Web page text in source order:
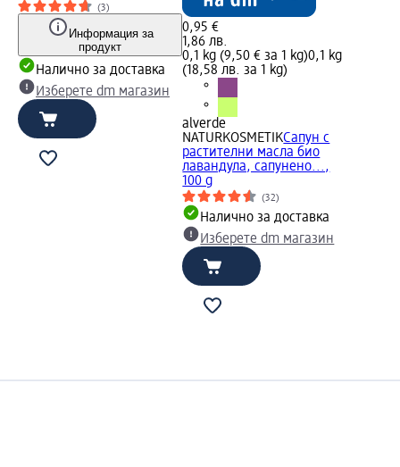
(3)
Информация за
продукт
Налично за доставка
Изберете dm магазин
0,95 €
1,86 лв.
0,1 kg (9,50 € за 1 kg)0,1 kg
(18,58 лв. за 1 kg)
alverde
NATURKOSMETIKСапун с
растителни масла био
лавандула, сапунено...,
100 g
(32)
Налично за доставка
Изберете dm магазин